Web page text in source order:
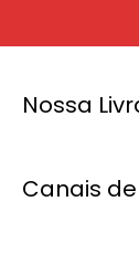
Nossa
Canais